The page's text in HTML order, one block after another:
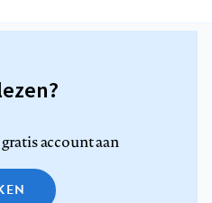
account aan